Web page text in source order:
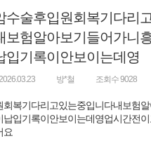
수술후입원회복기다리
보험알아보기들어가니
입기록이안보이는데영
방*철 조회수 9028
회복기다리고있는중입니다내보험
납입기록이안보이는데영업시간전
요